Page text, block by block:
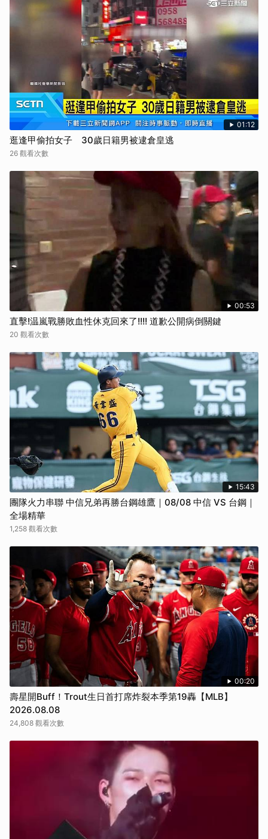
01:12
逛逢甲偷拍女子 30歲日籍男被逮倉皇逃
26 觀看次數
00:53
直擊!温嵐戰勝敗血性休克回來了!!!! 道歉公開病倒關鍵
20 觀看次數
15:43
團隊火力串聯 中信兄弟再勝台鋼雄鷹｜08/08 中信 VS 台鋼｜
全場精華
1,258 觀看次數
00:20
壽星開Buff！Trout生日首打席炸裂本季第19轟【MLB】
2026.08.08
24,808 觀看次數